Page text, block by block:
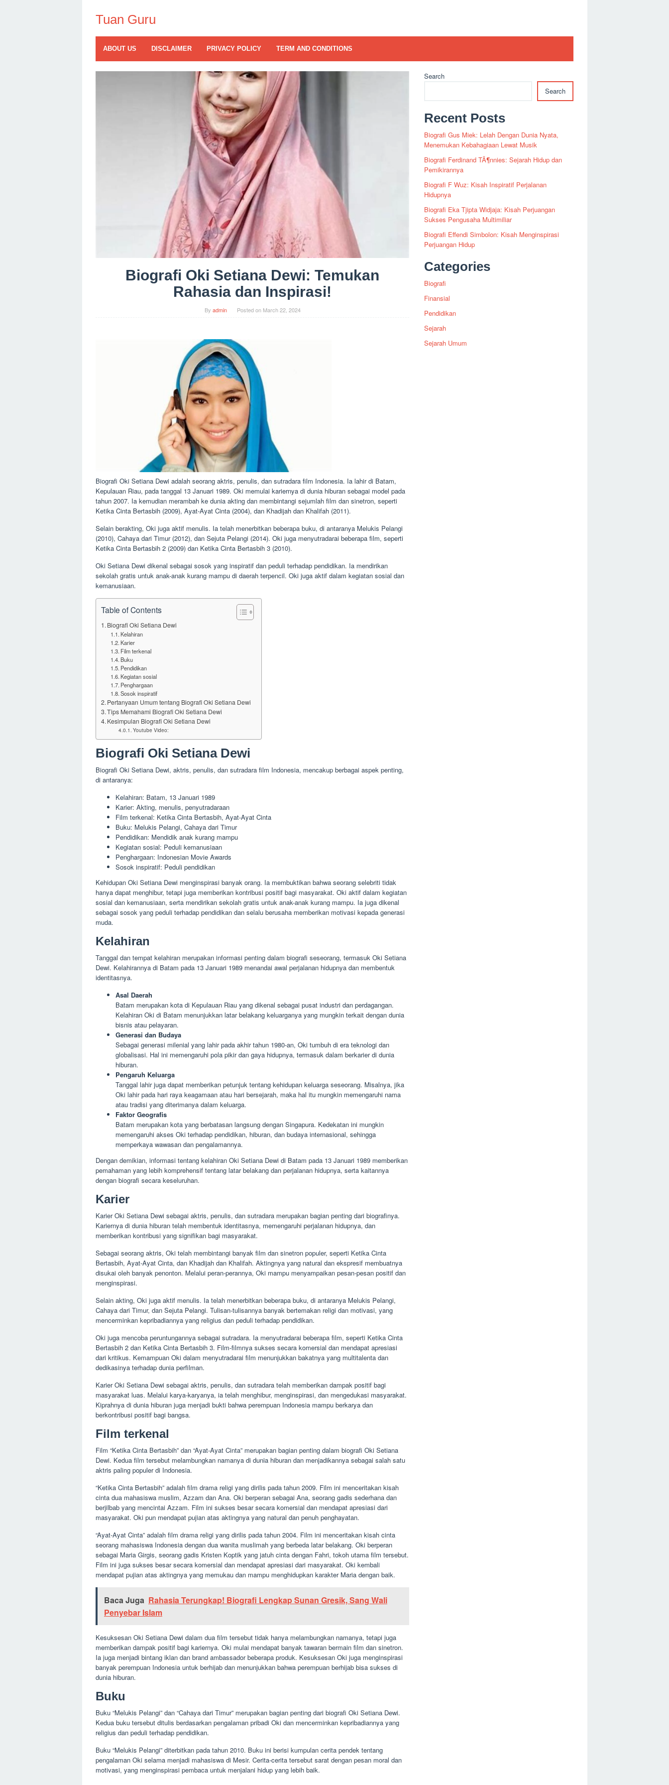
contentTuan Guru
ABOUT US DISCLAIMER PRIVACY POLICY TERM AND CONDITIONS
Biografi Oki Setiana Dewi: Temukan
Rahasia dan Inspirasi!
By admin Posted on March 22, 2024
Biografi Oki Setiana Dewi adalah seorang aktris, penulis, dan sutradara film Indonesia. Ia lahir di Batam,
Kepulauan Riau, pada tanggal 13 Januari 1989. Oki memulai kariernya di dunia hiburan sebagai model pada
tahun 2007. Ia kemudian merambah ke dunia akting dan membintangi sejumlah film dan sinetron, seperti
Ketika Cinta Bertasbih (2009), Ayat-Ayat Cinta (2004), dan Khadijah dan Khalifah (2011).
Selain berakting, Oki juga aktif menulis. Ia telah menerbitkan beberapa buku, di antaranya Melukis Pelangi
(2010), Cahaya dari Timur (2012), dan Sejuta Pelangi (2014). Oki juga menyutradarai beberapa film, seperti
Ketika Cinta Bertasbih 2 (2009) dan Ketika Cinta Bertasbih 3 (2010).
Oki Setiana Dewi dikenal sebagai sosok yang inspiratif dan peduli terhadap pendidikan. Ia mendirikan
sekolah gratis untuk anak-anak kurang mampu di daerah terpencil. Oki juga aktif dalam kegiatan sosial dan
kemanusiaan.
Table of Contents
Biografi Oki Setiana Dewi
Kelahiran
Karier
Film terkenal
Buku
Pendidikan
Kegiatan sosial
Penghargaan
Sosok inspiratif
Pertanyaan Umum tentang Biografi Oki Setiana Dewi
Tips Memahami Biografi Oki Setiana Dewi
Kesimpulan Biografi Oki Setiana Dewi
Youtube Video:
Biografi Oki Setiana Dewi
Biografi Oki Setiana Dewi, aktris, penulis, dan sutradara film Indonesia, mencakup berbagai aspek penting,
di antaranya:
Kelahiran: Batam, 13 Januari 1989
Karier: Akting, menulis, penyutradaraan
Film terkenal: Ketika Cinta Bertasbih, Ayat-Ayat Cinta
Buku: Melukis Pelangi, Cahaya dari Timur
Pendidikan: Mendidik anak kurang mampu
Kegiatan sosial: Peduli kemanusiaan
Penghargaan: Indonesian Movie Awards
Sosok inspiratif: Peduli pendidikan
Kehidupan Oki Setiana Dewi menginspirasi banyak orang. Ia membuktikan bahwa seorang selebriti tidak
hanya dapat menghibur, tetapi juga memberikan kontribusi positif bagi masyarakat. Oki aktif dalam kegiatan
sosial dan kemanusiaan, serta mendirikan sekolah gratis untuk anak-anak kurang mampu. Ia juga dikenal
sebagai sosok yang peduli terhadap pendidikan dan selalu berusaha memberikan motivasi kepada generasi
muda.
Kelahiran
Tanggal dan tempat kelahiran merupakan informasi penting dalam biografi seseorang, termasuk Oki Setiana
Dewi. Kelahirannya di Batam pada 13 Januari 1989 menandai awal perjalanan hidupnya dan membentuk
identitasnya.
Asal Daerah
Batam merupakan kota di Kepulauan Riau yang dikenal sebagai pusat industri dan perdagangan.
Kelahiran Oki di Batam menunjukkan latar belakang keluarganya yang mungkin terkait dengan dunia
bisnis atau pelayaran.
Generasi dan Budaya
Sebagai generasi milenial yang lahir pada akhir tahun 1980-an, Oki tumbuh di era teknologi dan
globalisasi. Hal ini memengaruhi pola pikir dan gaya hidupnya, termasuk dalam berkarier di dunia
hiburan.
Pengaruh Keluarga
Tanggal lahir juga dapat memberikan petunjuk tentang kehidupan keluarga seseorang. Misalnya, jika
Oki lahir pada hari raya keagamaan atau hari bersejarah, maka hal itu mungkin memengaruhi nama
atau tradisi yang diterimanya dalam keluarga.
Faktor Geografis
Batam merupakan kota yang berbatasan langsung dengan Singapura. Kedekatan ini mungkin
memengaruhi akses Oki terhadap pendidikan, hiburan, dan budaya internasional, sehingga
memperkaya wawasan dan pengalamannya.
Dengan demikian, informasi tentang kelahiran Oki Setiana Dewi di Batam pada 13 Januari 1989 memberikan
pemahaman yang lebih komprehensif tentang latar belakang dan perjalanan hidupnya, serta kaitannya
dengan biografi secara keseluruhan.
Karier
Karier Oki Setiana Dewi sebagai aktris, penulis, dan sutradara merupakan bagian penting dari biografinya.
Kariernya di dunia hiburan telah membentuk identitasnya, memengaruhi perjalanan hidupnya, dan
memberikan kontribusi yang signifikan bagi masyarakat.
Sebagai seorang aktris, Oki telah membintangi banyak film dan sinetron populer, seperti Ketika Cinta
Bertasbih, Ayat-Ayat Cinta, dan Khadijah dan Khalifah. Aktingnya yang natural dan ekspresif membuatnya
disukai oleh banyak penonton. Melalui peran-perannya, Oki mampu menyampaikan pesan-pesan positif dan
menginspirasi.
Selain akting, Oki juga aktif menulis. Ia telah menerbitkan beberapa buku, di antaranya Melukis Pelangi,
Cahaya dari Timur, dan Sejuta Pelangi. Tulisan-tulisannya banyak bertemakan religi dan motivasi, yang
mencerminkan kepribadiannya yang religius dan peduli terhadap pendidikan.
Oki juga mencoba peruntungannya sebagai sutradara. Ia menyutradarai beberapa film, seperti Ketika Cinta
Bertasbih 2 dan Ketika Cinta Bertasbih 3. Film-filmnya sukses secara komersial dan mendapat apresiasi
dari kritikus. Kemampuan Oki dalam menyutradarai film menunjukkan bakatnya yang multitalenta dan
dedikasinya terhadap dunia perfilman.
Karier Oki Setiana Dewi sebagai aktris, penulis, dan sutradara telah memberikan dampak positif bagi
masyarakat luas. Melalui karya-karyanya, ia telah menghibur, menginspirasi, dan mengedukasi masyarakat.
Kiprahnya di dunia hiburan juga menjadi bukti bahwa perempuan Indonesia mampu berkarya dan
berkontribusi positif bagi bangsa.
Film terkenal
Film “Ketika Cinta Bertasbih” dan “Ayat-Ayat Cinta” merupakan bagian penting dalam biografi Oki Setiana
Dewi. Kedua film tersebut melambungkan namanya di dunia hiburan dan menjadikannya sebagai salah satu
aktris paling populer di Indonesia.
“Ketika Cinta Bertasbih” adalah film drama religi yang dirilis pada tahun 2009. Film ini menceritakan kisah
cinta dua mahasiswa muslim, Azzam dan Ana. Oki berperan sebagai Ana, seorang gadis sederhana dan
berjilbab yang mencintai Azzam. Film ini sukses besar secara komersial dan mendapat apresiasi dari
masyarakat. Oki pun mendapat pujian atas aktingnya yang natural dan penuh penghayatan.
“Ayat-Ayat Cinta” adalah film drama religi yang dirilis pada tahun 2004. Film ini menceritakan kisah cinta
seorang mahasiswa Indonesia dengan dua wanita muslimah yang berbeda latar belakang. Oki berperan
sebagai Maria Girgis, seorang gadis Kristen Koptik yang jatuh cinta dengan Fahri, tokoh utama film tersebut.
Film ini juga sukses besar secara komersial dan mendapat apresiasi dari masyarakat. Oki kembali
mendapat pujian atas aktingnya yang memukau dan mampu menghidupkan karakter Maria dengan baik.
Baca Juga Rahasia Terungkap! Biografi Lengkap Sunan Gresik, Sang Wali
Penyebar Islam
Kesuksesan Oki Setiana Dewi dalam dua film tersebut tidak hanya melambungkan namanya, tetapi juga
memberikan dampak positif bagi kariernya. Oki mulai mendapat banyak tawaran bermain film dan sinetron.
Ia juga menjadi bintang iklan dan brand ambassador beberapa produk. Kesuksesan Oki juga menginspirasi
banyak perempuan Indonesia untuk berhijab dan menunjukkan bahwa perempuan berhijab bisa sukses di
dunia hiburan.
Buku
Buku “Melukis Pelangi” dan “Cahaya dari Timur” merupakan bagian penting dari biografi Oki Setiana Dewi.
Kedua buku tersebut ditulis berdasarkan pengalaman pribadi Oki dan mencerminkan kepribadiannya yang
religius dan peduli terhadap pendidikan.
Buku “Melukis Pelangi” diterbitkan pada tahun 2010. Buku ini berisi kumpulan cerita pendek tentang
pengalaman Oki selama menjadi mahasiswa di Mesir. Cerita-cerita tersebut sarat dengan pesan moral dan
motivasi, yang menginspirasi pembaca untuk menjalani hidup yang lebih baik.
Search
Search
Recent Posts
Biografi Gus Miek: Lelah Dengan Dunia Nyata,
Menemukan Kebahagiaan Lewat Musik
Biografi Ferdinand TÃ¶nnies: Sejarah Hidup dan
Pemikirannya
Biografi F Wuz: Kisah Inspiratif Perjalanan
Hidupnya
Biografi Eka Tjipta Widjaja: Kisah Perjuangan
Sukses Pengusaha Multimiliar
Biografi Effendi Simbolon: Kisah Menginspirasi
Perjuangan Hidup
Categories
Biografi
Finansial
Pendidikan
Sejarah
Sejarah Umum